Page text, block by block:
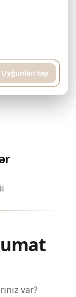
Uyğunları tap
var?